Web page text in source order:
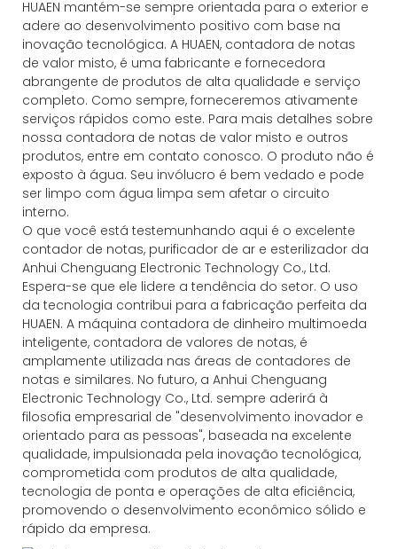
HUAEN mantém-se sempre orientada para o exterior e
adere ao desenvolvimento positivo com base na
inovação tecnológica. A HUAEN, contadora de notas
de valor misto, é uma fabricante e fornecedora
abrangente de produtos de alta qualidade e serviço
completo. Como sempre, forneceremos ativamente
serviços rápidos como este. Para mais detalhes sobre
nossa contadora de notas de valor misto e outros
produtos, entre em contato conosco. O produto não é
exposto à água. Seu invólucro é bem vedado e pode
ser limpo com água limpa sem afetar o circuito
interno.
O que você está testemunhando aqui é o excelente
contador de notas, purificador de ar e esterilizador da
Anhui Chenguang Electronic Technology Co., Ltd.
Espera-se que ele lidere a tendência do setor. O uso
da tecnologia contribui para a fabricação perfeita da
HUAEN. A máquina contadora de dinheiro multimoeda
inteligente, contadora de valores de notas, é
amplamente utilizada nas áreas de contadores de
notas e similares. No futuro, a Anhui Chenguang
Electronic Technology Co., Ltd. sempre aderirá à
filosofia empresarial de "desenvolvimento inovador e
orientado para as pessoas", baseada na excelente
qualidade, impulsionada pela inovação tecnológica,
comprometida com produtos de alta qualidade,
tecnologia de ponta e operações de alta eficiência,
promovendo o desenvolvimento econômico sólido e
rápido da empresa.